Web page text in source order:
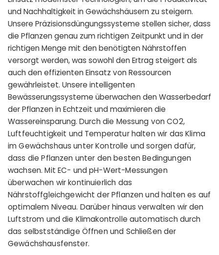
und Nachhaltigkeit in Gewächshäusern zu steigern.
Unsere Präzisionsdüngungssysteme stellen sicher, dass
die Pflanzen genau zum richtigen Zeitpunkt und in der
richtigen Menge mit den benötigten Nährstoffen
versorgt werden, was sowohl den Ertrag steigert als
auch den effizienten Einsatz von Ressourcen
gewährleistet. Unsere intelligenten
Bewässerungssysteme überwachen den Wasserbedarf
der Pflanzen in Echtzeit und maximieren die
Wassereinsparung. Durch die Messung von CO2,
Luftfeuchtigkeit und Temperatur halten wir das Klima
im Gewächshaus unter Kontrolle und sorgen dafür,
dass die Pflanzen unter den besten Bedingungen
wachsen. Mit EC- und pH-Wert-Messungen
überwachen wir kontinuierlich das
Nährstoffgleichgewicht der Pflanzen und halten es auf
optimalem Niveau. Darüber hinaus verwalten wir den
Luftstrom und die Klimakontrolle automatisch durch
das selbstständige Öffnen und Schließen der
Gewächshausfenster.